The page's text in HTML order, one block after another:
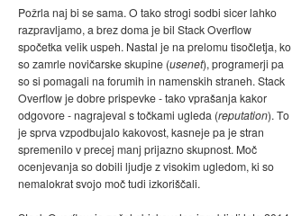
Požrla naj bi se sama. O tako strogi sodbi sicer lahko
razpravljamo, a brez doma je bil Stack Overflow
spočetka velik uspeh. Nastal je na prelomu tisočletja, ko
so zamrle novičarske skupine (usenet), programerji pa
so si pomagali na forumih in namenskih straneh. Stack
Overflow je dobre prispevke - tako vprašanja kakor
odgovore - nagrajeval s točkami ugleda (reputation). To
je sprva vzpodbujalo kakovost, kasneje pa je stran
spremenilo v precej manj prijazno skupnost. Moč
ocenjevanja so dobili ljudje z visokim ugledom, ki so
nemalokrat svojo moč tudi izkoriščali.